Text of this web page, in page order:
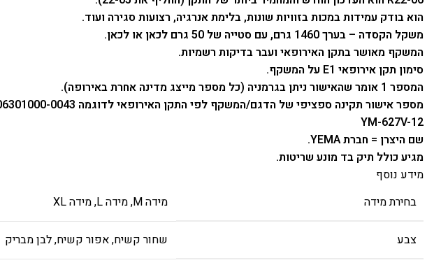
הוא בודק עמידות במכות בזוויות שונות, בלימת אנרגיה, רצועות סגירה ועוד.
משקל הקסדה – בערך 1460 גרם, עם סטייה של 50 גרם לכאן או לכאן.
המשקף מאושר בתקן האירופאי ועבר בדיקות רשמיות.
סימון תקן אירופאי E1 על המשקף.
המספר 1 אומר שהאישור ניתן בגרמניה (כל מספר מייצג מדינה אחרת באירופה).
מספר אישור תקינה ספציפי של הדגם/המשקף לפי התקן האירופאי לדוגמה 06301000-0043.
YM-627V-12
שם היצרן = חברת YEMA.
מגיע כולל תיק בד מונע שריטות.
מידע נוסף
בחירת מידה
מידה M, מידה L, מידה XL
צבע שחור קשיח, אפור קשיח, לבן מבריק